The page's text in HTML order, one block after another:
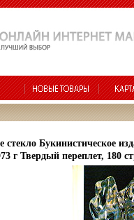
стекло Букинистическое
г Твердый переплет, 180